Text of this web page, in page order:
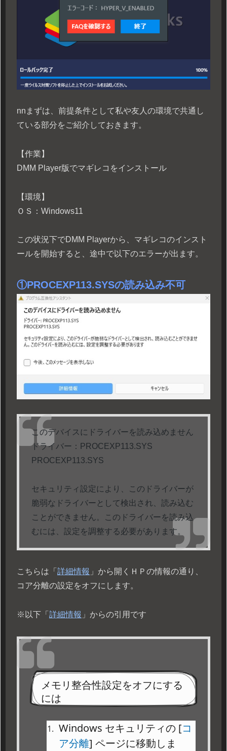
nnまずは、前提条件として私や友人の環境で共通し
ている部分をご紹介しておきます。
【作業】
DMM Player版でマギレコをインストール
【環境】
ＯＳ：Windows11
この状況下でDMM Playerから、マギレコのインスト
ールを開始すると、途中で以下のエラーが出ます。
①PROCEXP113.SYSの読み込み不可
このデバイスにドライバーを読み込めません
ドライバー：PROCEXP113.SYS
PROCEXP113.SYS
セキュリティ設定により、このドライバーが
脆弱なドライバーとして検出され、読み込む
ことができません。このドライバーを読み込
むには、設定を調整する必要があります。
こちらは「 詳細情報 」から開くＨＰの情報の通り、
コア分離の設定をオフにします。
※以下「 詳細情報 」からの引用です
メモリ整合性設定をオフにする
には
Windows セキュリティの [コ
ア分離] ページに移動しま